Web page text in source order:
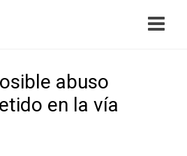
abuso
en la vía